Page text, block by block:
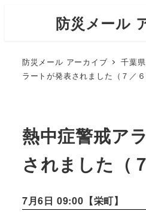
防災メール
防災メール アーカイブ 千葉県
ラートが発表されました（７／６
熱中症警戒ア
されました（
7月6日 09:00【栄町】